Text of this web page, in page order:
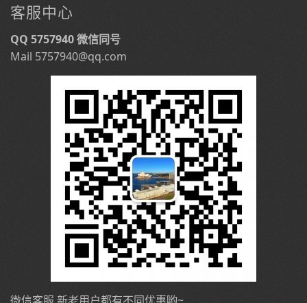
客服中心
QQ 5757940 微信同号
Mail 5757940@qq.com